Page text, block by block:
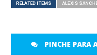
RELATED ITEMS ALEXIS
PINCHE PARA